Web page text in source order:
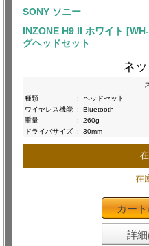
SONY ソニー
INZONE H9 II ホワイト
グヘッドセット
ネッ
種類
:
ヘッドセット
ワイヤレス機能 :
Bluetooth
重量
:
260g
ドライバサイズ : 30mm
在
カー
詳